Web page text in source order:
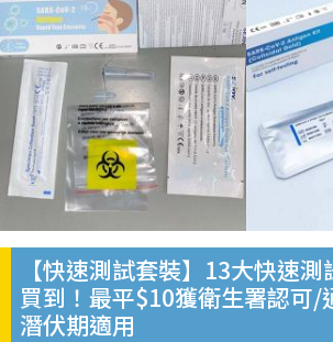
【快速測試套裝】13大快速
買到！最平$10獲衛生署認可/
潛伏期適用